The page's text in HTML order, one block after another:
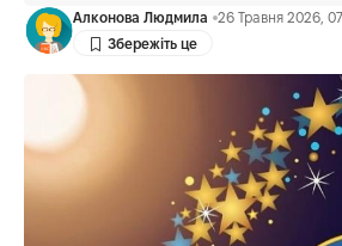
Алконова Людмила 26 Травня 2026,